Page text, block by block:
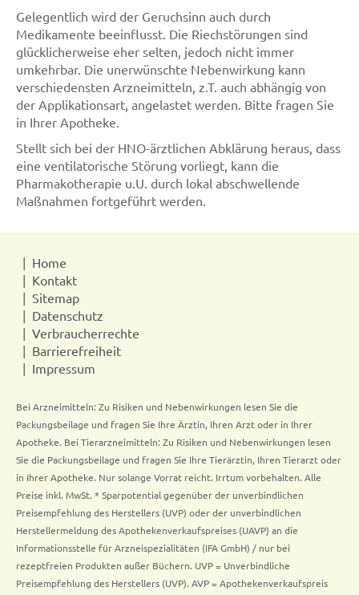
Gelegentlich wird der Geruchsinn auch durch
Medikamente beeinflusst. Die Riechstörungen sind
glücklicherweise eher selten, jedoch nicht immer
umkehrbar. Die unerwünschte Nebenwirkung kann
verschiedensten Arzneimitteln, z.T. auch abhängig von
der Applikationsart, angelastet werden. Bitte fragen Sie
in Ihrer Apotheke.
Stellt sich bei der HNO-ärztlichen Abklärung heraus, dass
eine ventilatorische Störung vorliegt, kann die
Pharmakotherapie u.U. durch lokal abschwellende
Maßnahmen fortgeführt werden.
Home
Kontakt
Sitemap
Datenschutz
Verbraucherrechte
Barrierefreiheit
Impressum
Bei Arzneimitteln: Zu Risiken und Nebenwirkungen lesen Sie die
Packungsbeilage und fragen Sie Ihre Ärztin, Ihren Arzt oder in Ihrer
Apotheke. Bei Tierarzneimitteln: Zu Risiken und Nebenwirkungen lesen
Sie die Packungsbeilage und fragen Sie Ihre Tierärztin, Ihren Tierarzt oder
in Ihrer Apotheke. Nur solange Vorrat reicht. Irrtum vorbehalten. Alle
Preise inkl. MwSt. * Sparpotential gegenüber der unverbindlichen
Preisempfehlung des Herstellers (UVP) oder der unverbindlichen
Herstellermeldung des Apothekenverkaufspreises (UAVP) an die
Informationsstelle für Arzneispezialitäten (IFA GmbH) / nur bei
rezeptfreien Produkten außer Büchern. UVP = Unverbindliche
Preisempfehlung des Herstellers (UVP). AVP = Apothekenverkaufspreis